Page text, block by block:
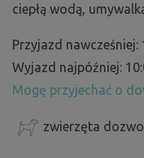
ciepłą wodą,
Przyjazd nawcześniej:
Wyjazd najpóźniej:
Mogę przyjechać o
zwierzęta